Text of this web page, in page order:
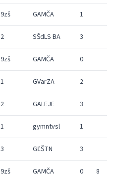
9zš GAMČA 1
2 SŠdLS BA 3
9zš GAMČA 0
1 GVarZA 2
2 GALEJE 3
1 gymntvsl 1
3 GĽŠTN 3
9zš GAMČA 0 8